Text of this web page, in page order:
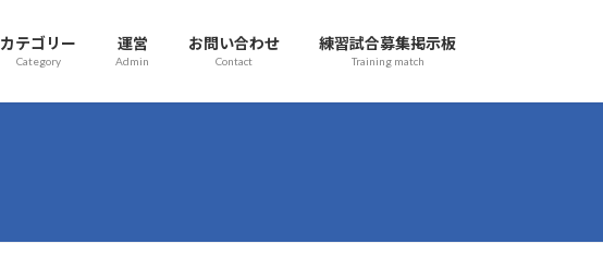
カテゴリー
Category
運営
Admin
お問い合わせ
Contact
練習試合募集掲示板
Training match